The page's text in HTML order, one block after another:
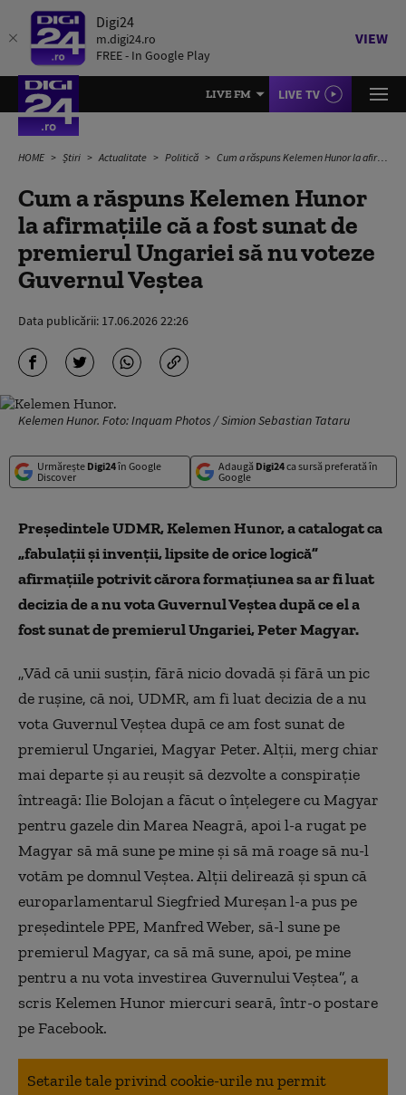
Digi24
m.digi24.ro
FREE - In Google Play
VIEW
LIVE FM LIVE TV
HOME Știri Actualitate Politică Cum a răspuns Kelemen Hunor la afirmațiile că a fost sunat de premierul Ungariei să nu voteze Guvernul Veştea
Cum a răspuns Kelemen Hunor
la afirmațiile că a fost sunat de
premierul Ungariei să nu voteze
Guvernul Veştea
Data publicării: 17.06.2026 22:26
Kelemen Hunor. Foto: Inquam Photos / Simion Sebastian Tataru
Urmărește Digi24în Google
Discover
Adaugă Digi24ca sursă preferată în
Google
Preşedintele UDMR, Kelemen Hunor, a catalogat ca
„fabulaţii şi invenţii, lipsite de orice logică”
afirmațiile potrivit cărora formaţiunea sa ar fi luat
decizia de a nu vota Guvernul Veştea după ce el a
fost sunat de premierul Ungariei, Peter Magyar.
„Văd că unii susţin, fără nicio dovadă şi fără un pic
de ruşine, că noi, UDMR, am fi luat decizia de a nu
vota Guvernul Veştea după ce am fost sunat de
premierul Ungariei, Magyar Peter. Alţii, merg chiar
mai departe şi au reuşit să dezvolte a conspiraţie
întreagă: Ilie Bolojan a făcut o înţelegere cu Magyar
pentru gazele din Marea Neagră, apoi l-a rugat pe
Magyar să mă sune pe mine şi să mă roage să nu-l
votăm pe domnul Veştea. Alţii delirează şi spun că
europarlamentarul Siegfried Mureşan l-a pus pe
preşedintele PPE, Manfred Weber, să-l sune pe
premierul Magyar, ca să mă sune, apoi, pe mine
pentru a nu vota investirea Guvernului Veştea”, a
scris Kelemen Hunor miercuri seară, într-o postare
pe Facebook.
Setarile tale privind cookie-urile nu permit